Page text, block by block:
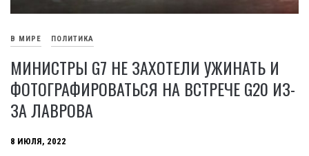
В МИРЕ ПОЛИТИКА
МИНИСТРЫ G7 НЕ ЗАХОТЕЛИ УЖИНАТЬ И
ФОТОГРАФИРОВАТЬСЯ НА ВСТРЕЧЕ G20 ИЗ-
ЗА ЛАВРОВА
8 ИЮЛЯ, 2022